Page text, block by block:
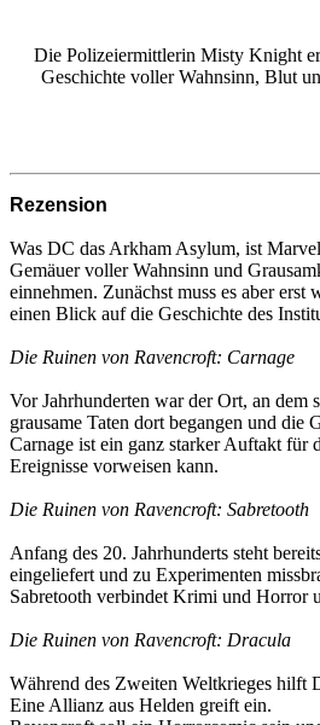
Die Polizeiermittlerin Misty Knight
Geschichte voller Wahnsinn, Blut
Rezension
Was DC das Arkham Asylum, ist
Gemäuer voller Wahnsinn und
einnehmen. Zunächst muss es aber
einen Blick auf die Geschichte des
Die Ruinen von Ravencroft: Carnage
Vor Jahrhunderten war der Ort, an
grausame Taten dort begangen und
Carnage ist ein ganz starker Auftakt für
Ereignisse vorweisen kann.
Die Ruinen von Ravencroft: Sabretooth
Anfang des 20. Jahrhunderts steht
eingeliefert und zu Experimenten
Sabretooth verbindet Krimi und Horror
Die Ruinen von Ravencroft: Dracula
Während des Zweiten Weltkrieges hilft
Eine Allianz aus Helden greift ein.